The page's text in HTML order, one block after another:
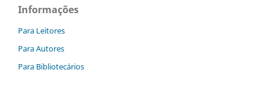
Informações
Para Leitores
Para Autores
Para Bibliotecários